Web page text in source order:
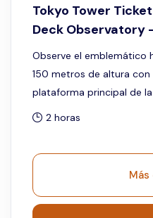
Tokyo Tower
Deck Observatory
Observe el emblemático
150 metros de altura
plataforma principal de la
2 horas